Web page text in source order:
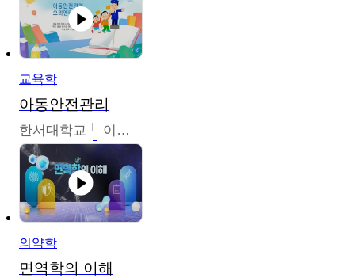
교육학
아동안전관리
한서대학교 이태연
의약학
면역학의 이해